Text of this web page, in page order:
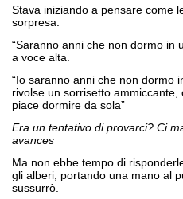
Stava iniziando a pensare come
sorpresa.
“Saranno anni che non dormo in
a voce alta.
“Io saranno anni che non dormo
rivolse un sorrisetto
piace dormire da sola”
Era un tentativo di provarci? Ci
avances
Ma non ebbe tempo di
gli alberi, portando una mano al
sussurrò.